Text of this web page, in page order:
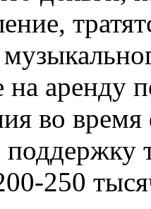
на аренду
во
250